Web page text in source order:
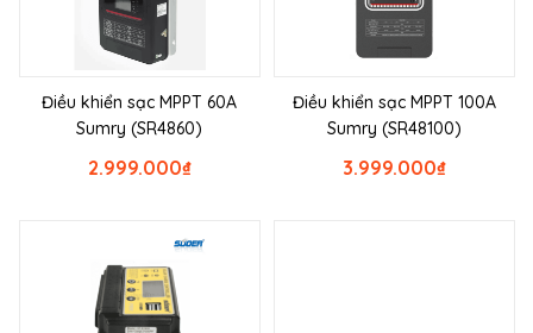
Điều khiển sạc MPPT 60A
Sumry (SR4860)
₫
2.999.000
Điều khiển sạc MPPT 100A
Sumry (SR48100)
₫
3.999.000